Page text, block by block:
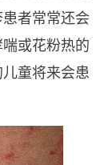
者常常还会
或花粉热的
童将来会患